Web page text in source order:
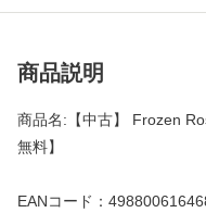
商品説明
商品名:【中古】 Frozen
無料】
EANコード：